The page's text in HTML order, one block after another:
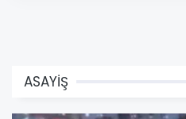
ASAYİŞ